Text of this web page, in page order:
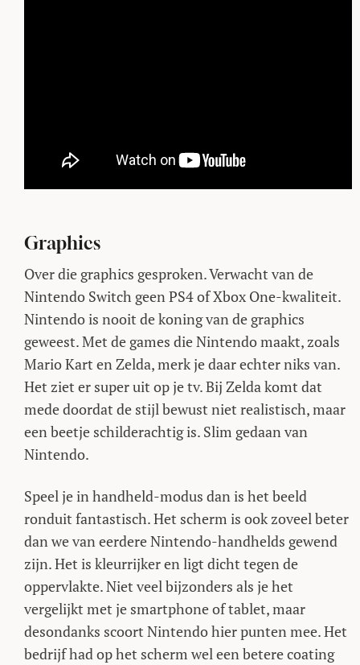
Graphics
Over die graphics gesproken. Verwacht van de
Nintendo Switch geen PS4 of Xbox One-kwaliteit.
Nintendo is nooit de koning van de graphics
geweest. Met de games die Nintendo maakt, zoals
Mario Kart en Zelda, merk je daar echter niks van.
Het ziet er super uit op je tv. Bij Zelda komt dat
mede doordat de stijl bewust niet realistisch, maar
een beetje schilderachtig is. Slim gedaan van
Nintendo.
Speel je in handheld-modus dan is het beeld
ronduit fantastisch. Het scherm is ook zoveel beter
dan we van eerdere Nintendo-handhelds gewend
zijn. Het is kleurrijker en ligt dicht tegen de
oppervlakte. Niet veel bijzonders als je het
vergelijkt met je smartphone of tablet, maar
desondanks scoort Nintendo hier punten mee. Het
bedrijf had op het scherm wel een betere coating